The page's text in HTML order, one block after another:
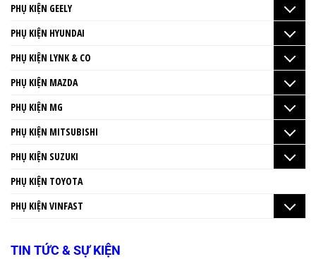
PHỤ KIỆN GEELY
PHỤ KIỆN HYUNDAI
PHỤ KIỆN LYNK & CO
PHỤ KIỆN MAZDA
PHỤ KIỆN MG
PHỤ KIỆN MITSUBISHI
PHỤ KIỆN SUZUKI
PHỤ KIỆN TOYOTA
PHỤ KIỆN VINFAST
TIN TỨC & SỰ KIỆN